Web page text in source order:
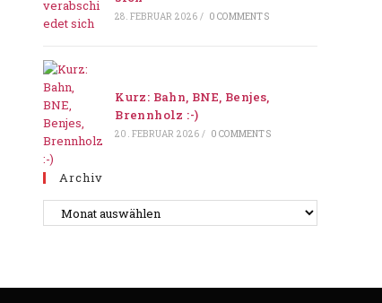
28. FEBRUAR 2026 / 0 COMMENTS
Kurz: Bahn, BNE, Benjes,
Brennholz :-)
20. FEBRUAR 2026 / 0 COMMENTS
Archiv